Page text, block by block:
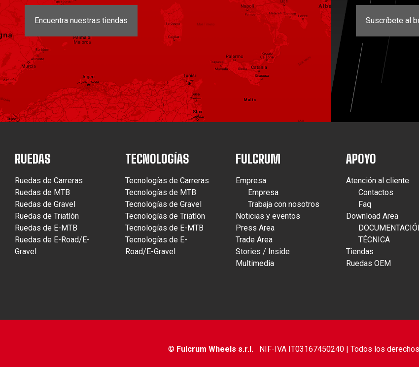
Encuentra nuestras tiendas Suscríbete al
RUEDAS
Ruedas de Carreras
Ruedas de MTB
Ruedas de Gravel
Ruedas de Triatlón
Ruedas de E-MTB
Ruedas de E-Road/E-
Gravel
TECNOLOGÍAS
Tecnologías de Carreras
Tecnologías de MTB
Tecnologías de Gravel
Tecnologías de Triatlón
Tecnologías de E-MTB
Tecnologías de E-
Road/E-Gravel
FULCRUM
Empresa
Empresa
Trabaja con nosotros
Noticias y eventos
Press Area
Trade Area
Stories / Inside
Multimedia
APOYO
Atención al cliente
Contactos
Faq
Download Area
TÉCNICA
Tiendas
Ruedas OEM
© Fulcrum Wheels s.r.l.NIF-IVA IT03167450240 | Todos los